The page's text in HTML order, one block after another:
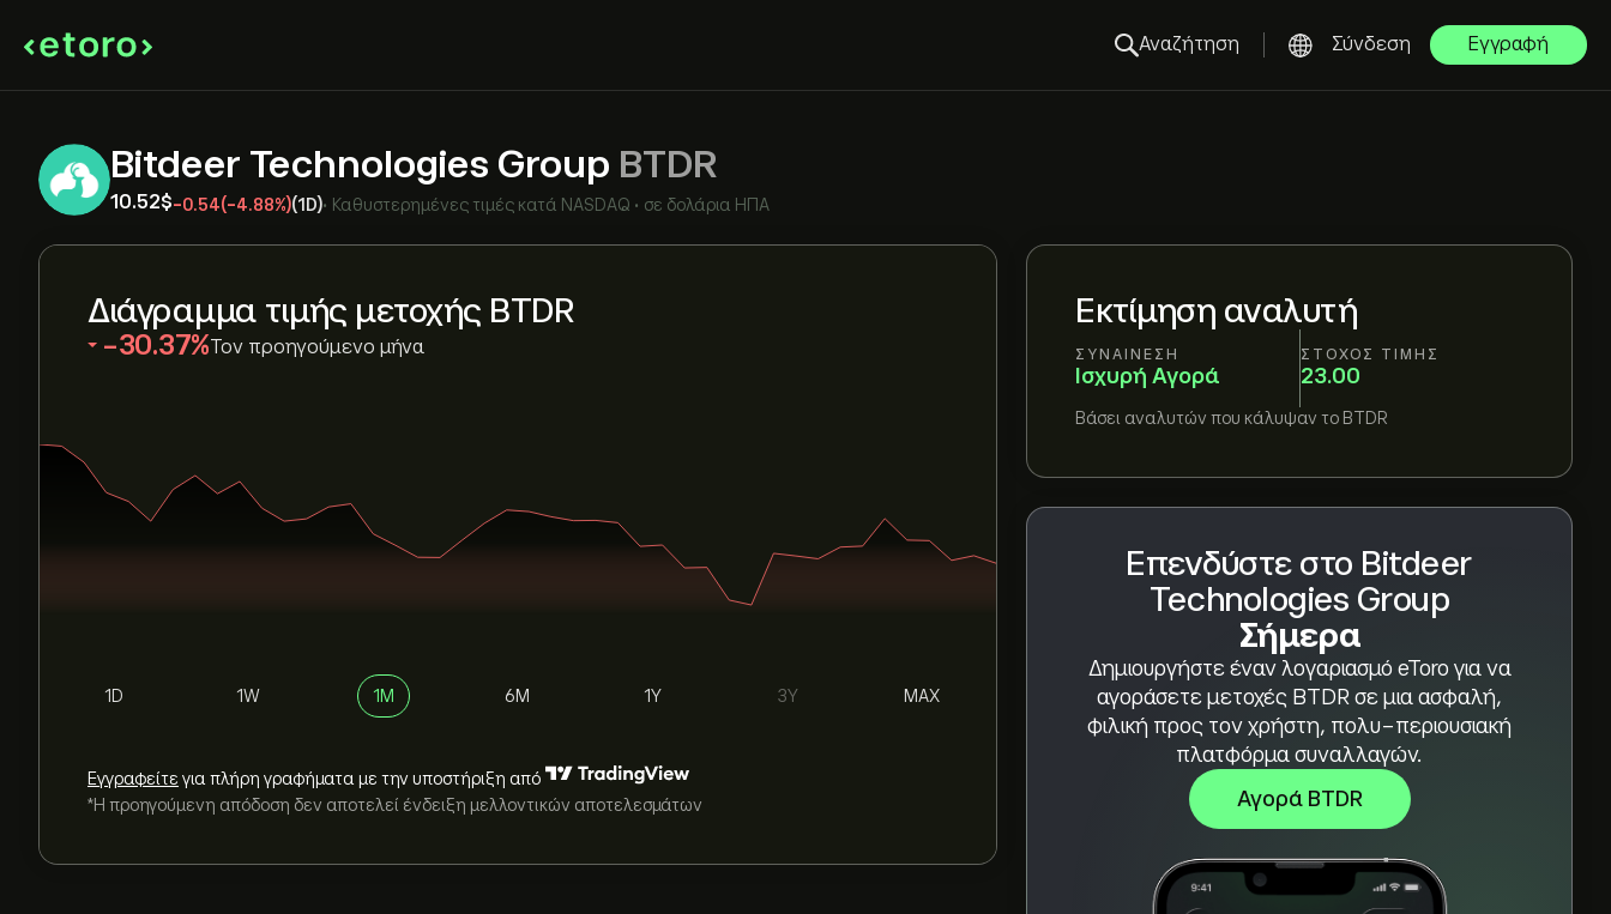
Αναζήτηση Σύνδεση Εγγραφή
Bitdeer Technologies Group BTDR
10.52‎$‎-0.54(-4.88%)(1D)• Καθυστερημένες τιμές κατά NASDAQ • σε δολάρια ΗΠΑ
Εκτίμηση αναλυτή
ΣΥΝΑΊΝΕΣΗ
Ισχυρή Αγορά
ΣΤΌΧΟΣ ΤΙΜΉΣ
23.00
Βάσει αναλυτών που κάλυψαν το BTDR
Επενδύστε στο Bitdeer
Technologies Group
Σήμερα
Δημιουργήστε έναν λογαριασμό eToro για να
αγοράσετε μετοχές BTDR σε μια ασφαλή,
φιλική προς τον χρήστη, πολυ-περιουσιακή
πλατφόρμα συναλλαγών.
Αγορά BTDR
Διάγραμμα τιμής μετοχής BTDR
‎-30.37‎ Τον προηγούμενο μήνα
1D 1W 1M 6M 1Y 3Y MAX
Εγγραφείτε για πλήρη γραφήματα με την υποστήριξη από
*Η προηγούμενη απόδοση δεν αποτελεί ένδειξη μελλοντικών αποτελεσμάτων